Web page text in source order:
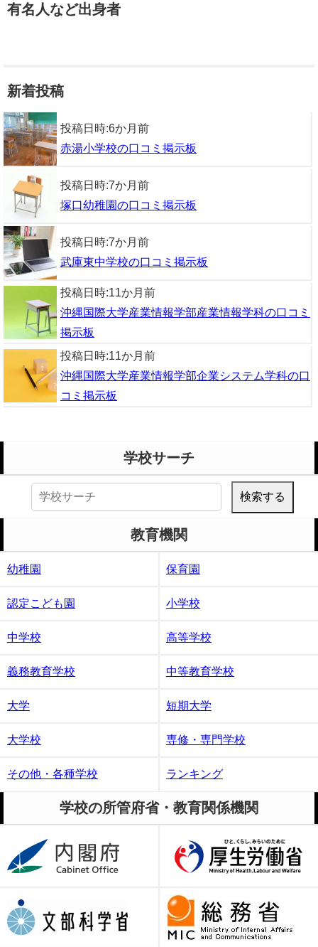
有名人など出身者
新着投稿
投稿日時:6か月前
赤湯小学校の口コミ掲示板
投稿日時:7か月前
塚口幼稚園の口コミ掲示板
投稿日時:7か月前
武庫東中学校の口コミ掲示板
投稿日時:11か月前
沖縄国際大学産業情報学部産業情報学科の口コミ
掲示板
投稿日時:11か月前
沖縄国際大学産業情報学部企業システム学科の口
コミ掲示板
学校サーチ
検
教育機関
幼稚園 保育園
認定こども園 小学校
中学校 高等学校
義務教育学校 中等教育学校
大学 短期大学
大学校 専修・専門学校
その他・各種学校 ランキング
学校の所管府省・教育関係機関